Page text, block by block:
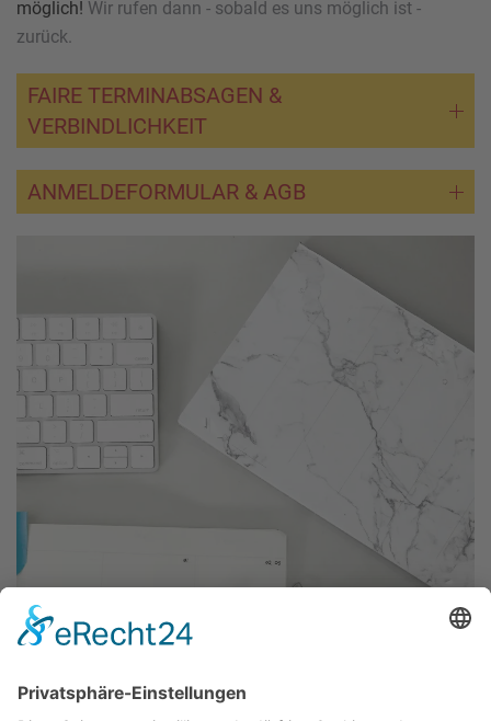
möglich! Wir rufen dann - sobald es uns möglich ist -
zurück.
FAIRE TERMINABSAGEN &
VERBINDLICHKEIT
ANMELDEFORMULAR & AGB